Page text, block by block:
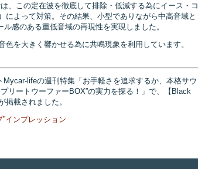
この定在波を徹底して排除・低減する為にイース・コ
よって対策。その結果、小型でありながら中高音域と
感のある重低音域の再現性を実現しました。
色を大きく響かせる為に共鳴現象を利用しています。
Mycar-lifeの週刊特集「お手軽さを追求するか、本格サウ
リートウーファーBOX”の実力を探る！」で、【Black
掲載されました。
インプレッション